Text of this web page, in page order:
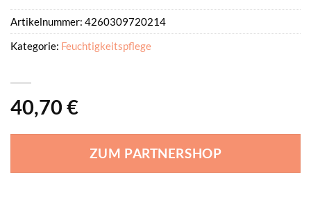
40,70 €
ZUM PARTNERSHOP
Artikelnummer: 4260309720214
Kategorie: Feuchtigkeitspflege